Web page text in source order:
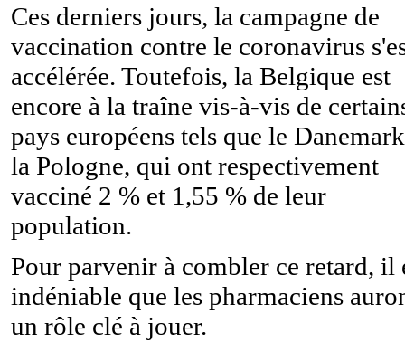
Ces derniers jours, la campagne de
vaccination contre le coronavirus
accélérée. Toutefois, la Belgique est
encore à la traîne vis-à-vis de
pays européens tels que le
la Pologne, qui ont respectivement
vacciné 2 % et 1,55 % de leur
population.
Pour parvenir à combler ce retard, il
indéniable que les pharmaciens
un rôle clé à jouer.